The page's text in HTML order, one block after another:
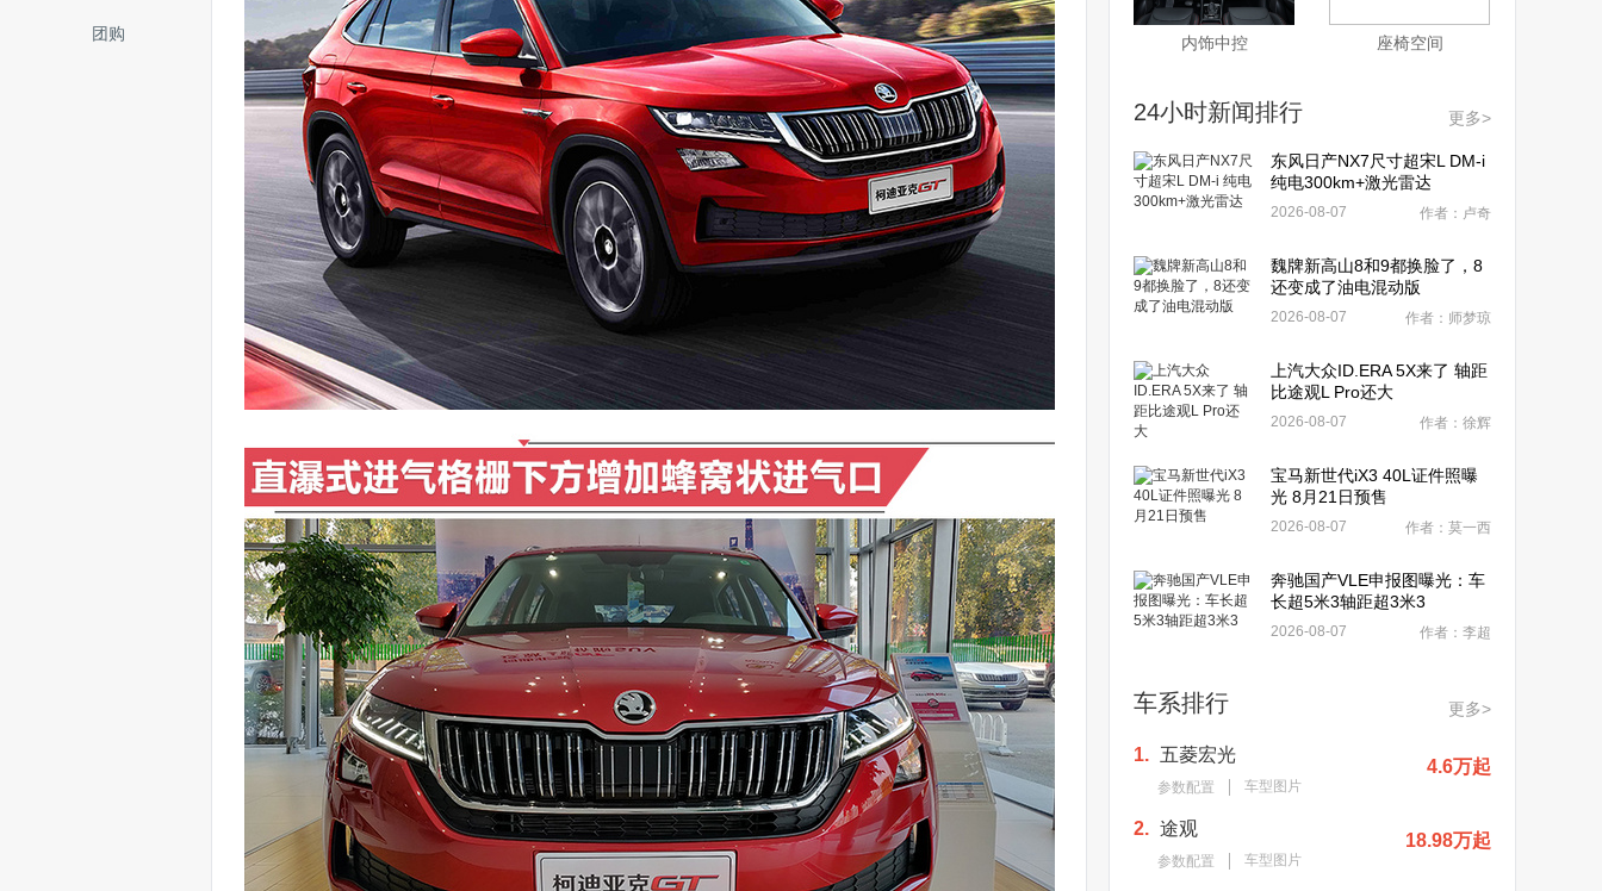
团购 内饰中控 座椅空间
24小时新闻排行 更多>
东风日产NX7尺寸超宋L DM-i
纯电300km+激光雷达
2026-08-07 作者：卢奇
魏牌新高山8和9都换脸了，8
还变成了油电混动版
2026-08-07 作者：师梦琼
上汽大众ID.ERA 5X来了 轴距
比途观L Pro还大
2026-08-07 作者：徐辉
宝马新世代iX3 40L证件照曝
光 8月21日预售
2026-08-07 作者：莫一西
奔驰国产VLE申报图曝光：车
长超5米3轴距超3米3
2026-08-07 作者：李超
车系排行 更多>
1. 五菱宏光
参数配置 车型图片
4.6万起
2. 途观
参数配置 车型图片
18.98万起